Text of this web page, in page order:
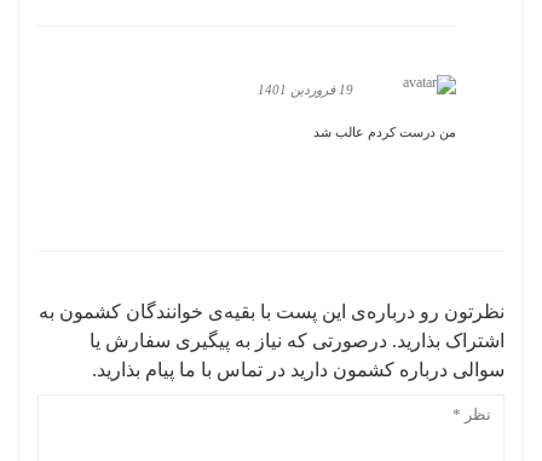
19 فروردین 1401
من درست کردم عالب شد
نظرتون رو درباره‌ی این پست با بقیه‌ی خوانندگان کشمون به
اشتراک بذارید. درصورتی که نیاز به پیگیری سفارش یا
سوالی درباره کشمون دارید در تماس با ما پیام بذارید.